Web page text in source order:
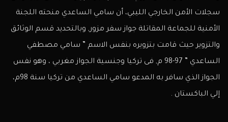
سجلات الأمن الخارجي الليبي، أن سامي الساعدي منحته اللجنة
الأمنية للجماعة المقاتلة جواز سفر مزور, وبالتحديد قسم الوثائق
والتزوير حيث قامت بتزويره بنفس الاسم ” سامي مصطفي
الساعدي ” 97-98 م, فى تركيا وجنسية الجواز مغربي ، وهو نفس
الجواز الذي سافر به المدعو سامي الساعدي من تركيا سنة 98م،
إلي الباكستان .